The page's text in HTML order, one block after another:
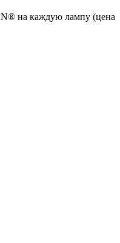
на каждую лампу (цена